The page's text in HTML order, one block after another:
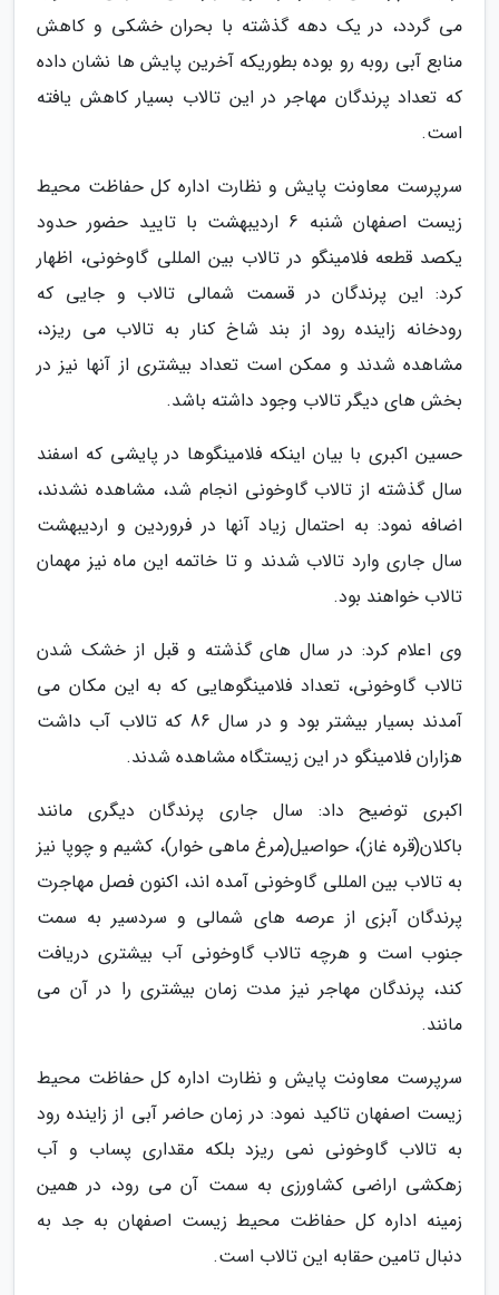
می گردد، در یک دهه گذشته با بحران خشکی و کاهش
منابع آبی روبه رو بوده بطوریکه آخرین پایش ها نشان داده
که تعداد پرندگان مهاجر در این تالاب بسیار کاهش یافته
است.
سرپرست معاونت پایش و نظارت اداره کل حفاظت محیط
زیست اصفهان شنبه 6 اردیبهشت با تایید حضور حدود
یکصد قطعه فلامینگو در تالاب بین المللی گاوخونی، اظهار
کرد: این پرندگان در قسمت شمالی تالاب و جایی که
رودخانه زاینده رود از بند شاخ کنار به تالاب می ریزد،
مشاهده شدند و ممکن است تعداد بیشتری از آنها نیز در
بخش های دیگر تالاب وجود داشته باشد.
حسین اکبری با بیان اینکه فلامینگوها در پایشی که اسفند
سال گذشته از تالاب گاوخونی انجام شد، مشاهده نشدند،
اضافه نمود: به احتمال زیاد آنها در فروردین و اردیبهشت
سال جاری وارد تالاب شدند و تا خاتمه این ماه نیز مهمان
تالاب خواهند بود.
وی اعلام کرد: در سال های گذشته و قبل از خشک شدن
تالاب گاوخونی، تعداد فلامینگوهایی که به این مکان می
آمدند بسیار بیشتر بود و در سال 86 که تالاب آب داشت
هزاران فلامینگو در این زیستگاه مشاهده شدند.
اکبری توضیح داد: سال جاری پرندگان دیگری مانند
باکلان(قره غاز)، حواصیل(مرغ ماهی خوار)، کشیم و چوپا نیز
به تالاب بین المللی گاوخونی آمده اند، اکنون فصل مهاجرت
پرندگان آبزی از عرصه های شمالی و سردسیر به سمت
جنوب است و هرچه تالاب گاوخونی آب بیشتری دریافت
کند، پرندگان مهاجر نیز مدت زمان بیشتری را در آن می
مانند.
سرپرست معاونت پایش و نظارت اداره کل حفاظت محیط
زیست اصفهان تاکید نمود: در زمان حاضر آبی از زاینده رود
به تالاب گاوخونی نمی ریزد بلکه مقداری پساب و آب
زهکشی اراضی کشاورزی به سمت آن می رود، در همین
زمینه اداره کل حفاظت محیط زیست اصفهان به جد به
دنبال تامین حقابه این تالاب است.